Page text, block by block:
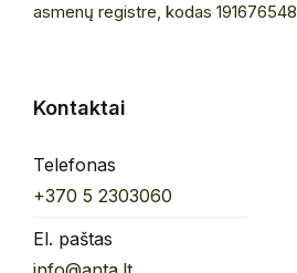
asmenų registre, kodas 191676548
Kontaktai
Telefonas
+370 5 2303060
El. paštas